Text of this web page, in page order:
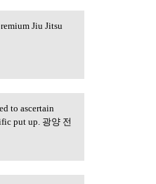
Jiu Jitsu
to ascertain
put up. 광양 전